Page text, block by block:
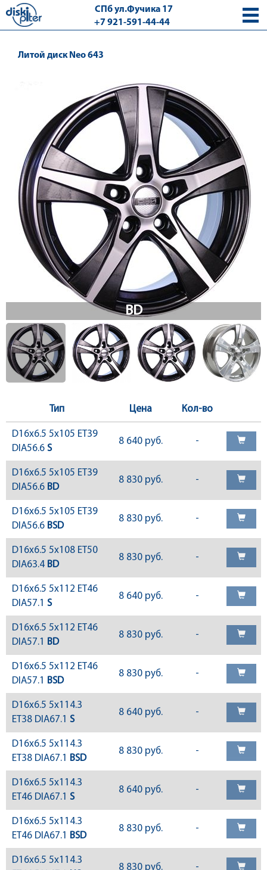
СПб ул.Фучика 17
+7 921-591-44-44
Литой диск Neo 643
Тип Цена Кол-во
D16x6.5 5x105 ET39
DIA56.6 S
8 640 руб. -
D16x6.5 5x105 ET39
DIA56.6 BD
8 830 руб. -
D16x6.5 5x105 ET39
DIA56.6 BSD
8 830 руб. -
D16x6.5 5x108 ET50
DIA63.4 BD
8 830 руб. -
D16x6.5 5x112 ET46
DIA57.1 S
8 640 руб. -
D16x6.5 5x112 ET46
DIA57.1 BD
8 830 руб. -
D16x6.5 5x112 ET46
DIA57.1 BSD
8 830 руб. -
D16x6.5 5x114.3
ET38 DIA67.1 S
8 640 руб. -
D16x6.5 5x114.3
ET38 DIA67.1 BSD
8 830 руб. -
D16x6.5 5x114.3
ET46 DIA67.1 S
8 640 руб. -
D16x6.5 5x114.3
ET46 DIA67.1 BSD
8 830 руб. -
D16x6.5 5x114.3
8 830 руб. -